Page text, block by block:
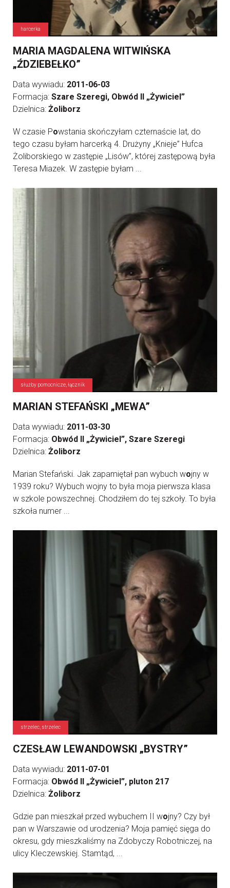
harcerka
MARIA MAGDALENA WITWIŃSKA
„ŹDZIEBEŁKO”
Data wywiadu: 2011-06-03
Formacja: Szare Szeregi, Obwód II „Żywiciel”
Dzielnica: Żoliborz
W czasie Powstania skończyłam czternaście lat, do
tego czasu byłam harcerką 4. Drużyny „Knieje” Hufca
Żoliborskiego w zastępie „Lisów”, której zastępową była
Teresa Miazek. W zastępie byłam ...
służby pomocnicze, łącznik
MARIAN STEFAŃSKI „MEWA”
Data wywiadu: 2011-03-30
Formacja: Obwód II „Żywiciel”, Szare Szeregi
Dzielnica: Żoliborz
Marian Stefański. Jak zapamiętał pan wybuch wojny w
1939 roku? Wybuch wojny to była moja pierwsza klasa
w szkole powszechnej. Chodziłem do tej szkoły. To była
szkoła numer ...
strzelec, strzelec
CZESŁAW LEWANDOWSKI „BYSTRY”
Data wywiadu: 2011-07-01
Formacja: Obwód II „Żywiciel”, pluton 217
Dzielnica: Żoliborz
Gdzie pan mieszkał przed wybuchem II wojny? Czy był
pan w Warszawie od urodzenia? Moja pamięć sięga do
okresu, gdy mieszkaliśmy na Zdobyczy Robotniczej, na
ulicy Kleczewskiej. Stamtąd, ...